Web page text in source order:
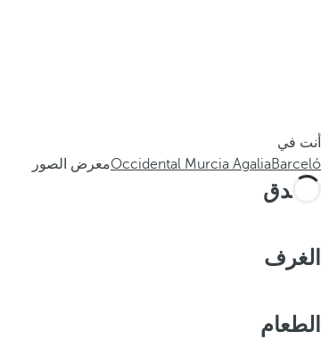
أنت في
Barceló
Occidental Murcia Agaliaمعرض الصور
الفندق
الغرف
الطعام